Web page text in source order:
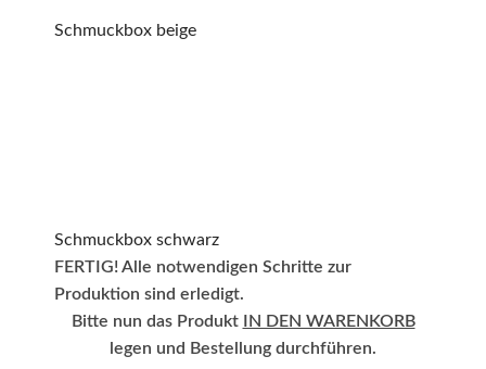
Schmuckbox beige
Schmuckbox schwarz
FERTIG! Alle notwendigen Schritte zur
Produktion sind erledigt.
Bitte nun das Produkt IN DEN WARENKORB
legen und Bestellung durchführen.